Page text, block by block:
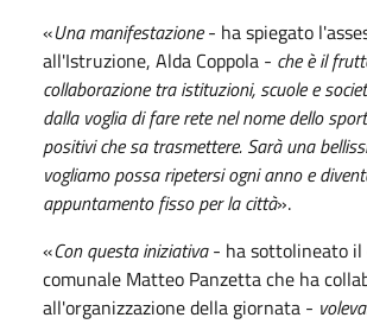
«Una manifestazione- ha spiegato
all'Istruzione, Alda Coppola - che è il
collaborazione tra istituzioni, scuole e
dalla voglia di fare rete nel nome dello
positivi che sa trasmettere. Sarà una
vogliamo possa ripetersi ogni anno e
appuntamento fisso per la città».
«Con questa iniziativa- ha sottolineato il
comunale Matteo Panzetta che ha
all'organizzazione della giornata -